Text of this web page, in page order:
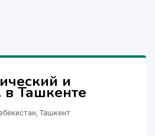
и
Ташкенте
Ташкент